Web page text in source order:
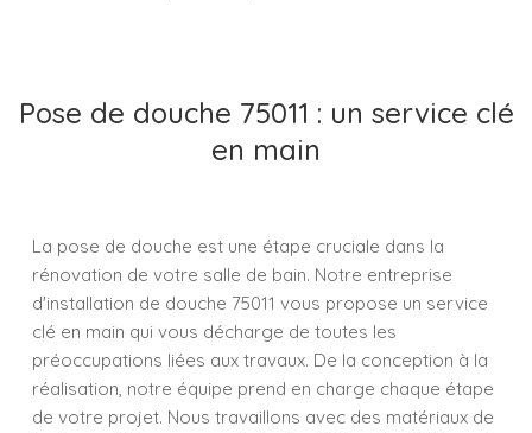
Pose de douche 75011 : un service clé
en main
La pose de douche est une étape cruciale dans la
rénovation de votre salle de bain. Notre entreprise
d'installation de douche 75011 vous propose un service
clé en main qui vous décharge de toutes les
préoccupations liées aux travaux. De la conception à la
réalisation, notre équipe prend en charge chaque étape
de votre projet. Nous travaillons avec des matériaux de